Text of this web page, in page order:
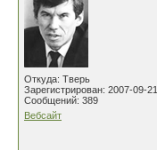
Откуда: Тверь
Зарегистрирован: 2007-09-21
Сообщений: 389
Вебсайт